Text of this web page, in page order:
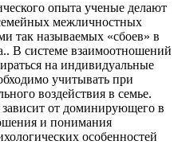
опыта ученые делают
межличностных
так называемых «сбоев» в
В системе взаимоотношений
на индивидуальные
учитывать при
воздействия в семье.
от доминирующего в
и понимания
особенностей